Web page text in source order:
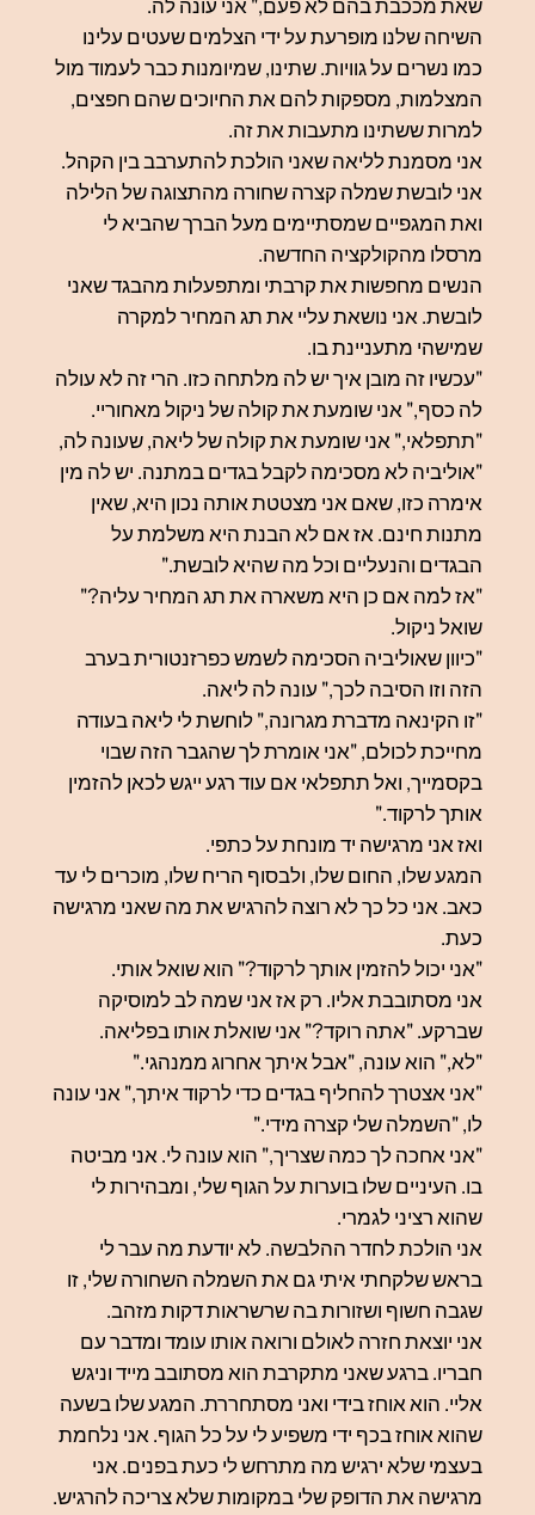
שאת מככבת בהם לא פעם," אני עונה לה.
השיחה שלנו מופרעת על ידי הצלמים שעטים עלינו
כמו נשרים על גוויות. שתינו, שמיומנות כבר לעמוד מול
המצלמות, מספקות להם את החיוכים שהם חפצים,
למרות ששתינו מתעבות את זה.
אני מסמנת לליאה שאני הולכת להתערבב בין הקהל.
אני לובשת שמלה קצרה שחורה מהתצוגה של הלילה
ואת המגפיים שמסתיימים מעל הברך שהביא לי
מרסלו מהקולקציה החדשה.
הנשים מחפשות את קרבתי ומתפעלות מהבגד שאני
לובשת. אני נושאת עליי את תג המחיר למקרה
שמישהי מתעניינת בו.
"עכשיו זה מובן איך יש לה מלתחה כזו. הרי זה לא עולה
לה כסף," אני שומעת את קולה של ניקול מאחוריי.
"תתפלאי," אני שומעת את קולה של ליאה, שעונה לה,
"אוליביה לא מסכימה לקבל בגדים במתנה. יש לה מין
אימרה כזו, שאם אני מצטטת אותה נכון היא, שאין
מתנות חינם. אז אם לא הבנת היא משלמת על
הבגדים והנעליים וכל מה שהיא לובשת."
"אז למה אם כן היא משארה את תג המחיר עליה?"
שואל ניקול.
"כיוון שאוליביה הסכימה לשמש כפרזנטורית בערב
הזה וזו הסיבה לכך," עונה לה ליאה.
"זו הקינאה מדברת מגרונה," לוחשת לי ליאה בעודה
מחייכת לכולם, "אני אומרת לך שהגבר הזה שבוי
בקסמייך, ואל תתפלאי אם עוד רגע ייגש לכאן להזמין
אותך לרקוד."
ואז אני מרגישה יד מונחת על כתפי.
המגע שלו, החום שלו, ולבסוף הריח שלו, מוכרים לי עד
כאב. אני כל כך לא רוצה להרגיש את מה שאני מרגישה
כעת.
"אני יכול להזמין אותך לרקוד?" הוא שואל אותי.
אני מסתובבת אליו. רק אז אני שמה לב למוסיקה
שברקע. "אתה רוקד?" אני שואלת אותו בפליאה.
"לא," הוא עונה, "אבל איתך אחרוג ממנהגי."
"אני אצטרך להחליף בגדים כדי לרקוד איתך," אני עונה
לו, "השמלה שלי קצרה מידי."
"אני אחכה לך כמה שצריך," הוא עונה לי. אני מביטה
בו. העיניים שלו בוערות על הגוף שלי, ומבהירות לי
שהוא רציני לגמרי.
אני הולכת לחדר ההלבשה. לא יודעת מה עבר לי
בראש שלקחתי איתי גם את השמלה השחורה שלי, זו
שגבה חשוף ושזורות בה שרשראות דקות מזהב.
אני יוצאת חזרה לאולם ורואה אותו עומד ומדבר עם
חבריו. ברגע שאני מתקרבת הוא מסתובב מייד וניגש
אליי. הוא אוחז בידי ואני מסתחררת. המגע שלו בשעה
שהוא אוחז בכף ידי משפיע לי על כל הגוף. אני נלחמת
בעצמי שלא ירגיש מה מתרחש לי כעת בפנים. אני
מרגישה את הדופק שלי במקומות שלא צריכה להרגיש.